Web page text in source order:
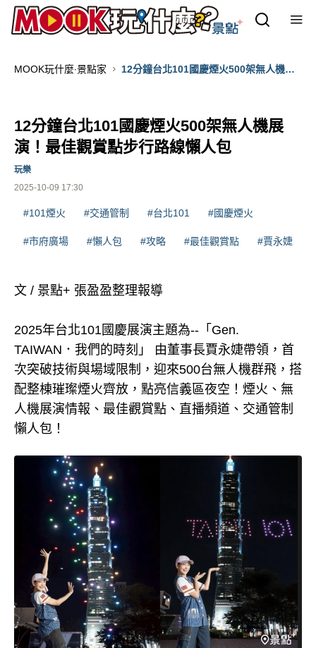
MOOK玩什麼‧景點家
12分鐘台北101國慶煙火500架無人機展
12分鐘台北101國慶煙火500架無人機展
演！最佳觀賞點步行路線懶人包
2025-10-09 17:30
玩樂
#101煙火 #交通管制 #台北101 #國慶煙火
#市府廣場 #懶人包 #攻略 #最佳觀賞點 #賈永婕
文 / 景點+ 張盈盈整理報導
2025年台北101國慶展演主題為--「Gen.
TAIWAN．我們的時刻」 由董事長賈永婕帶領，首
次突破技術與場域限制，迎來500台無人機群飛，搭
配整棟璀璨煙火齊放，點亮信義區夜空！煙火、無
人機展演情報、最佳觀賞點、直播頻道、交通管制
懶人包！